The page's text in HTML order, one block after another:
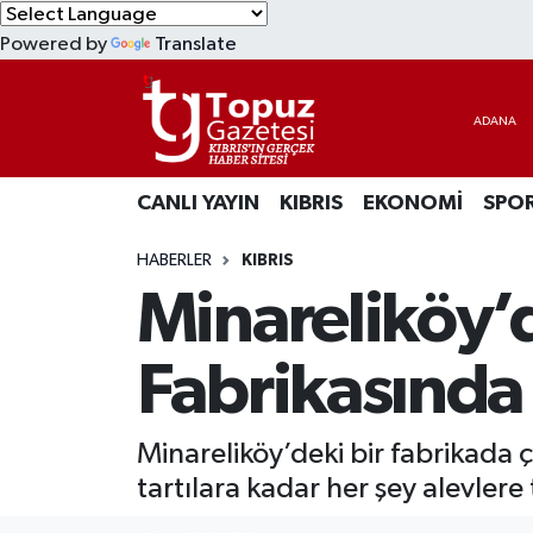
Powered by Translate
CANLI YAYIN KIBRIS EKONOMİ
HABERLER KIBRIS
Minareliköy’deki bir fabrikada
tartılara kadar her şey
EKONOMİ
MAGAZİN
TEKNOLOJİ
Lefkoşa Nöbetçi Eczaneler
Lefkoşa Hava Durumu
Lefkoşa Trafik Yoğunluk Haritası
Süper Lig Puan Durumu ve Fikstür
Tüm Manşetler
Son Dakika Haberleri
Haber Arşivi